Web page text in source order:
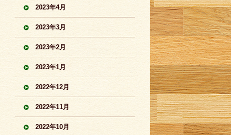
2023年4月
2023年3月
2023年2月
2023年1月
2022年12月
2022年11月
2022年10月